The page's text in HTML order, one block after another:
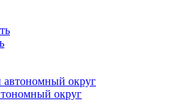
округ
округ